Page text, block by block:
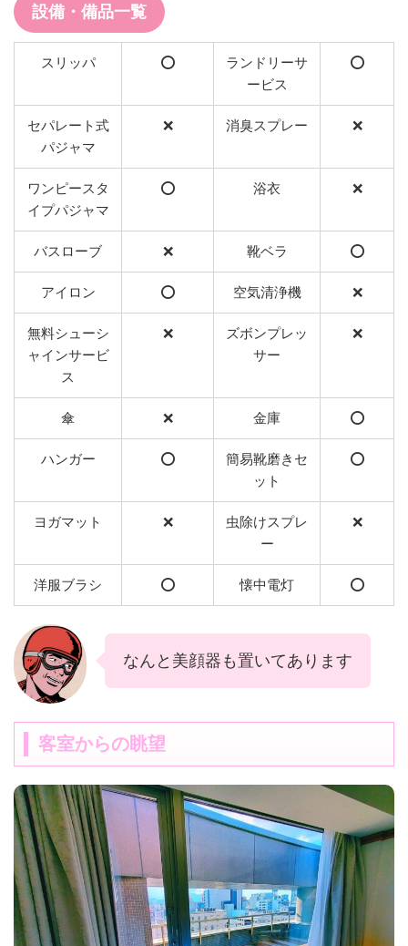
設備・備品一覧
スリッパ ⭕️
ランドリーサ
ービス
⭕️
セパレート式
パジャマ
❌ 消臭スプレー ❌
ワンピースタ
イプパジャマ
⭕️ 浴衣 ❌
バスローブ ❌ 靴ベラ ⭕️
アイロン ⭕️ 空気清浄機 ❌
無料シューシ
ャインサービ
ス
❌
ズボンプレッ
サー
❌
傘 ❌ 金庫 ⭕️
ハンガー ⭕️
簡易靴磨きセ
ット
⭕️
ヨガマット ❌
虫除けスプレ
ー
❌
洋服ブラシ ⭕️ 懐中電灯 ⭕️
なんと美顔器も置いてあります
客室からの眺望